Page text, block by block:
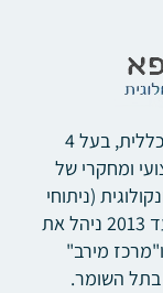
מומחה לכירורגיה אונקולוגית וכירורגיה כללית, בעל 4
ומחקרי של
(ניתוחי
מחלות ממאירות) והכללית. משנת 2002 ועד 2013 ניהל את
מירב"
השומר.